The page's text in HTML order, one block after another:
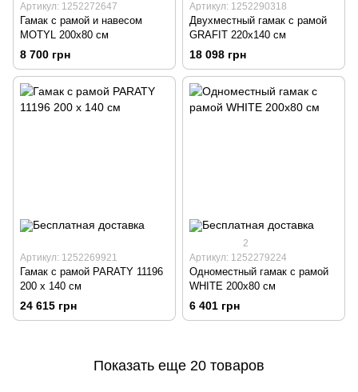
Артикул: 1252272647
Гамак с рамой и навесом
MOTYL 200х80 см
8 700 грн
Артикул: 1252290318
Двухместный гамак с рамой
GRAFIT 220х140 см
18 098 грн
Артикул: 1252269921
Гамак с рамой PARATY 11196
200 x 140 см
24 615 грн
2
Артикул: 1252279224
Одноместный гамак с рамой
WHITE 200х80 см
6 401 грн
Показать еще 20 товаров